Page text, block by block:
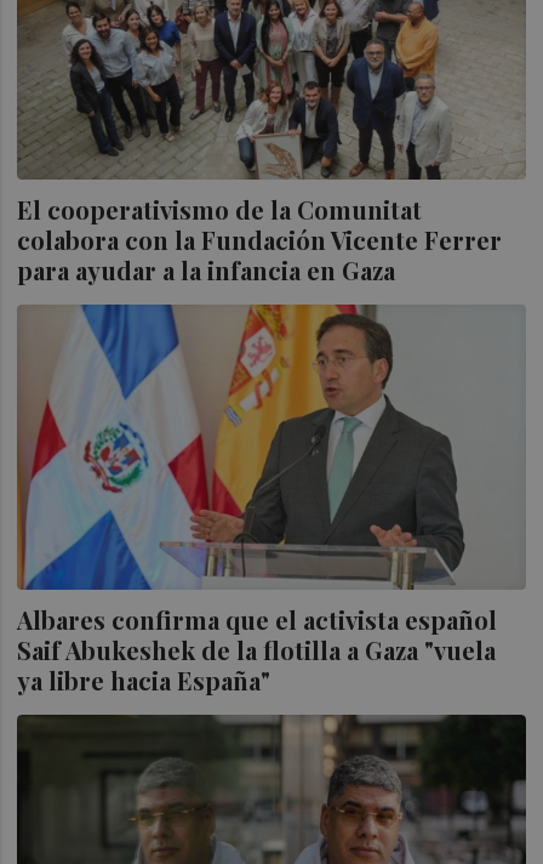
El cooperativismo de la Comunitat
colabora con la Fundación Vicente Ferrer
para ayudar a la infancia en Gaza
Albares confirma que el activista español
Saif Abukeshek de la flotilla a Gaza "vuela
ya libre hacia España"